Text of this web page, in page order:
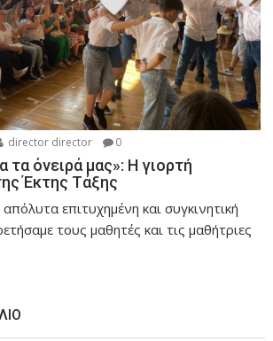
director director 0
τα όνειρά μας»: Η γιορτή
Έκτης Τάξης
απόλυτα επιτυχημένη και συγκινητική
τους μαθητές και τις μαθήτριες